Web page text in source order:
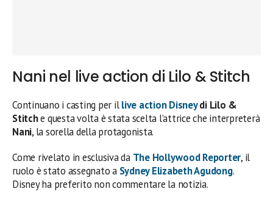
Nani nel live action di Lilo & Stitch
Continuano i casting per illive action Disneydi Lilo &
Stitche questa volta è stata scelta l’attrice che interpreterà
Nani, la sorella della protagonista.
Come rivelato in esclusiva da The Hollywood Reporter, il
ruolo è stato assegnato a Sydney Elizabeth Agudong.
Disney ha preferito non commentare la notizia.